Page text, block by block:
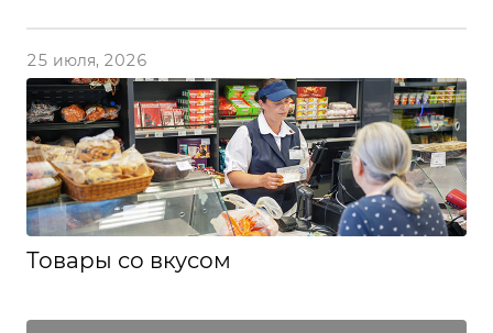
25 июля, 2026
Товары со вкусом